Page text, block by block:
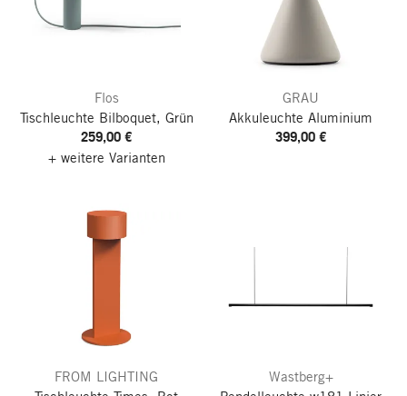
Flos
Tischleuchte Bilboquet, Grün
259,00 €
+ weitere Varianten
GRAU
Akkuleuchte Aluminium
399,00 €
FROM LIGHTING
Wastberg+